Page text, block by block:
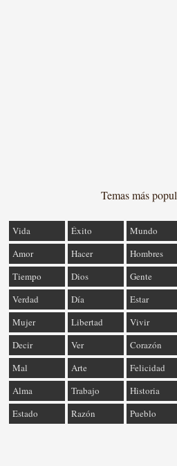
Temas más
Vida Éxito Mundo
Amor
Hacer Hombres
Tiempo
Dios Gente
Verdad
Día Estar
Mujer
Libertad Vivir
Decir
Ver Corazón
Mal
Arte Felicidad
Alma
Trabajo Historia
Estado
Razón Pueblo